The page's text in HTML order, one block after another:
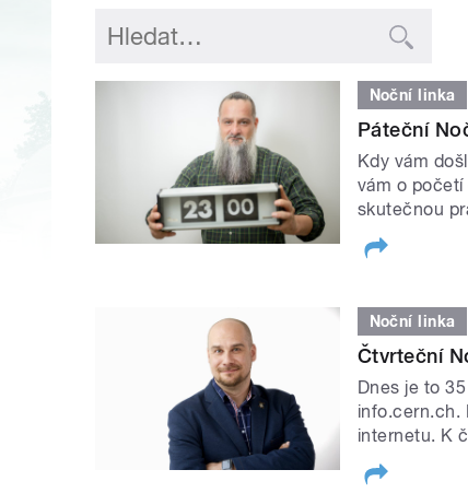
Noční linka
Páteční
Kdy vám
vám o početí
skutečnou
Noční linka
Čtvrteční
Dnes je to
info.cern.ch.
internetu. K